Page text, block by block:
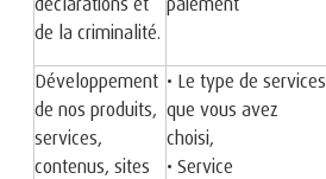
de la criminalité.
Développement
de nos produits,
services,
contenus, sites
• Le type de services
que vous avez
choisi,
• Service